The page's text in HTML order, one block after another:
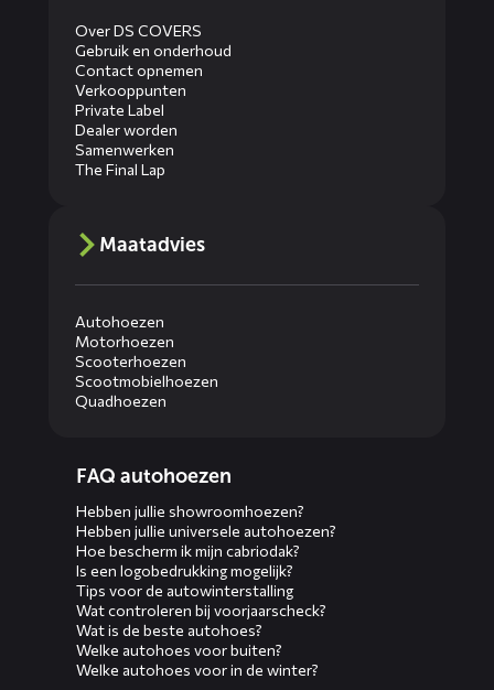
Over DS COVERS
Gebruik en onderhoud
Contact opnemen
Verkooppunten
Private Label
Dealer worden
Samenwerken
The Final Lap
Maatadvies
Autohoezen
Motorhoezen
Scooterhoezen
Scootmobielhoezen
Quadhoezen
menusFAQ autohoezen
Hebben jullie showroomhoezen?
Hebben jullie universele autohoezen?
Hoe bescherm ik mijn cabriodak?
Is een logobedrukking mogelijk?
Tips voor de autowinterstalling
Wat controleren bij voorjaarscheck?
Wat is de beste autohoes?
Welke autohoes voor buiten?
Welke autohoes voor in de winter?